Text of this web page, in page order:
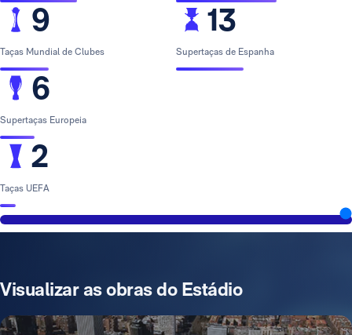
9
Taças Mundial de Clubes
6
Supertaças Europeia
2
Taças UEFA
13
Supertaças de Espanha
Visualizar as obras do Estádio